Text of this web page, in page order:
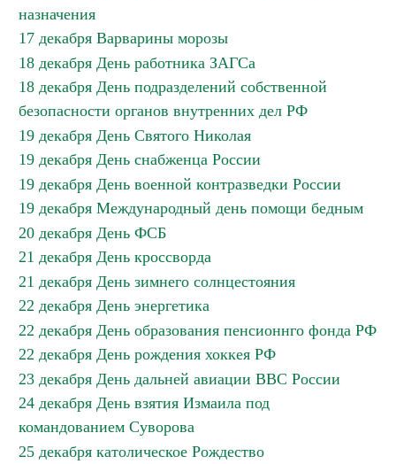
назначения
17 декабря Варварины морозы
18 декабря День работника ЗАГСа
18 декабря День подразделений собственной
безопасности органов внутренних дел РФ
19 декабря День Святого Николая
19 декабря День снабженца России
19 декабря День военной контразведки России
19 декабря Международный день помощи бедным
20 декабря День ФСБ
21 декабря День кроссворда
21 декабря День зимнего солнцестояния
22 декабря День энергетика
22 декабря День образования пенсионнго фонда РФ
22 декабря День рождения хоккея РФ
23 декабря День дальней авиации ВВС России
24 декабря День взятия Измаила под
командованием Суворова
25 декабря католическое Рождество